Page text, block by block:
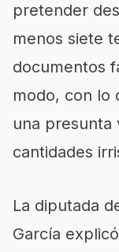
pretender
menos siete
documentos
modo, con lo
una presunta
cantidades
La diputada
García